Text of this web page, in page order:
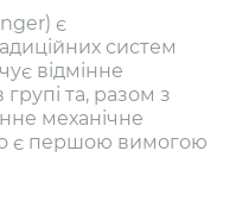
є
систем
відмінне
та, разом з
механічне
є першою вимогою